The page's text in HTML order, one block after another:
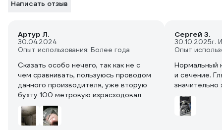
Написать отзыв
Артур Л.
30.04.2024
Опыт использования: Более года
Сказать особо нечего, так как не с
чем сравнивать, пользуюсь проводом
данного производителя, уже вторую
бухту 100 метровую израсходовал
Сергей З.
30.10.2025г.
Опыт
Нормальный
и сечение.